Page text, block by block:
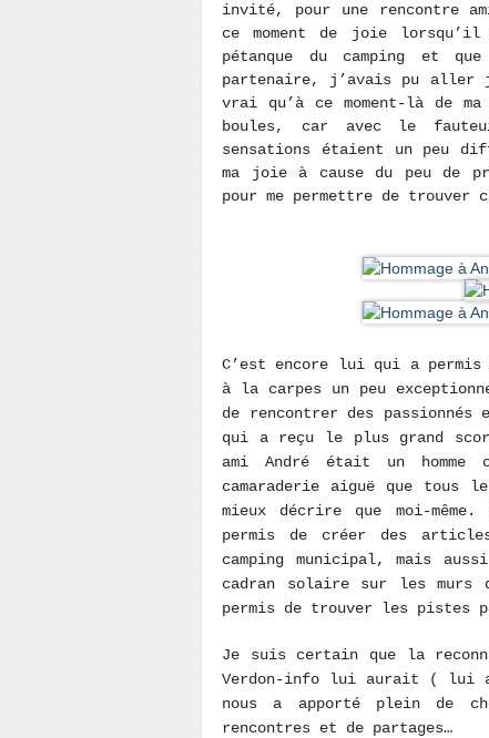
invité, pour une rencontre
ce moment de joie lorsqu’il
pétanque du camping et
partenaire, j’avais pu aller
vrai qu’à ce moment-là de
boules, car avec le
sensations étaient un peu
ma joie à cause du peu de
pour me permettre de trouver
C’est encore lui qui a permis
à la carpes un peu
de rencontrer des
qui a reçu le plus grand
ami André était un
camaraderie aiguë que tous
mieux décrire que moi-
permis de créer des
camping municipal, mais
cadran solaire sur les murs
permis de trouver les pistes
Je suis certain que la
Verdon-info lui aurait ( lui
nous a apporté plein de
rencontres et de partages…